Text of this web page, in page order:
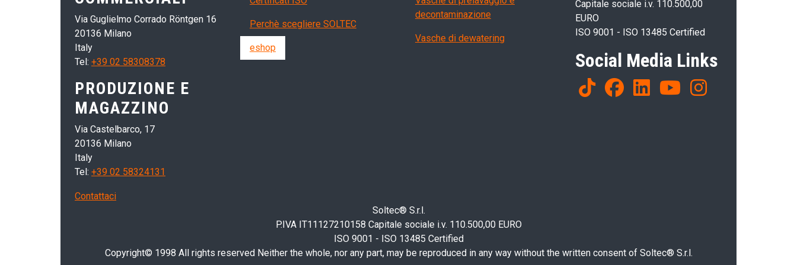
Capitale sociale i.v. 110.500,00
EURO
ISO 9001 - ISO 13485 Certified
Social Media Links
decontaminazione
Vasche di dewatering
Perchè scegliere SOLTEC
eshop
Via Guglielmo Corrado Röntgen 16
20136 Milano
Italy
Tel: +39 02 58308378
PRODUZIONE E
MAGAZZINO
Via Castelbarco, 17
20136 Milano
Italy
Tel: +39 02 58324131
Contattaci
Soltec® S.r.l.
P.IVA IT11127210158 Capitale sociale i.v. 110.500,00 EURO
ISO 9001 - ISO 13485 Certified
Copyright© 1998 All rights reserved Neither the whole, nor any part, may be reproduced in any way without the written consent of Soltec® S.r.l.